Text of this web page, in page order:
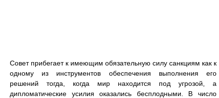
Совет прибегает к имеющим обязательную силу санкциям как к
одному из инструментов обеспечения выполнения его
решений тогда, когда мир находится под угрозой, а
дипломатические усилия оказались бесплодными. В число